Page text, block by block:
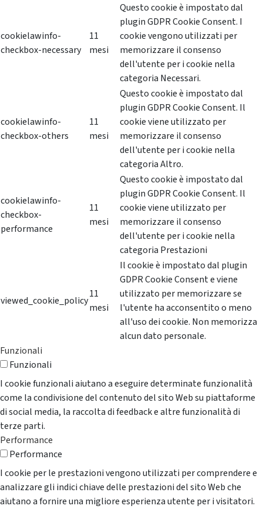
cookielawinfo-
checkbox-necessary
11
mesi
Questo cookie è impostato dal
plugin GDPR Cookie Consent. I
cookie vengono utilizzati per
memorizzare il consenso
dell'utente per i cookie nella
categoria Necessari.
cookielawinfo-
checkbox-others
11
mesi
Questo cookie è impostato dal
plugin GDPR Cookie Consent. Il
cookie viene utilizzato per
memorizzare il consenso
dell'utente per i cookie nella
categoria Altro.
cookielawinfo-
checkbox-
performance
11
mesi
Questo cookie è impostato dal
plugin GDPR Cookie Consent. Il
cookie viene utilizzato per
memorizzare il consenso
dell'utente per i cookie nella
categoria Prestazioni
viewed_cookie_policy
11
mesi
Il cookie è impostato dal plugin
GDPR Cookie Consent e viene
utilizzato per memorizzare se
l'utente ha acconsentito o meno
all'uso dei cookie. Non memorizza
alcun dato personale.
Funzionali
Funzionali
I cookie funzionali aiutano a eseguire determinate funzionalità
come la condivisione del contenuto del sito Web su piattaforme
di social media, la raccolta di feedback e altre funzionalità di
terze parti.
Performance
Performance
I cookie per le prestazioni vengono utilizzati per comprendere e
analizzare gli indici chiave delle prestazioni del sito Web che
aiutano a fornire una migliore esperienza utente per i visitatori.